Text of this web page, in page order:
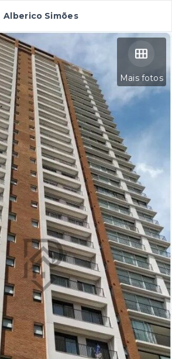
Alberico Simões
Mais fotos